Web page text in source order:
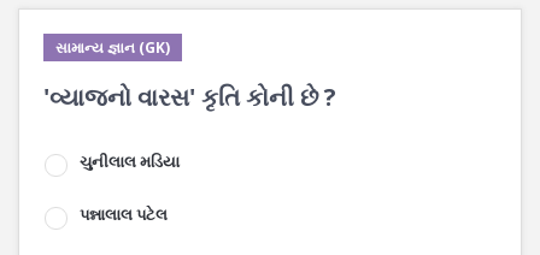
સામાન્ય જ્ઞાન (GK)
'વ્યાજનો વારસ' કૃતિ કોની છે ?
ચુનીલાલ મડિયા
પન્નાલાલ પટેલ